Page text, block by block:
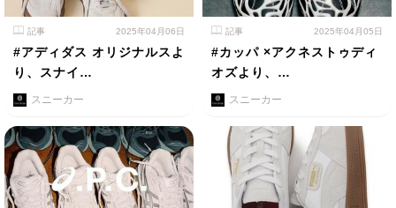
記事 2025年04月06日
#アディダス オリジナルスよ
り、スナイ…
スニーカー
記事 2025年04月05日
#カッパ ×アクネストゥディ
オズより、…
スニーカー